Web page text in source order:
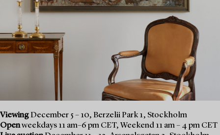
ViewingDecember 5 – 10, Berzelii Park 1, Stockholm
Openweekdays 11 am–6 pm CET, Weekend 11 am – 4 pm CET